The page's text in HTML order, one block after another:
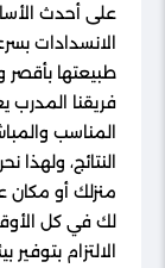
على أحدث
الانسدادات
طبيعتها
فريقنا المدرب
المناسب
النتائج،
منزلك أو مكان
لك في كل
الالتزام